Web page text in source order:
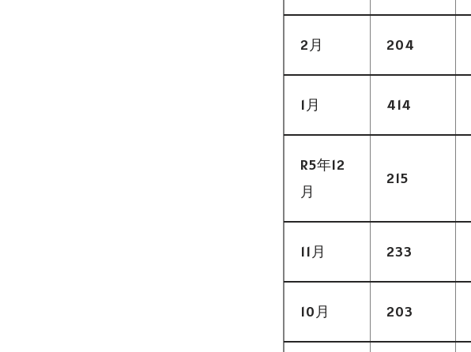
2月 204
1月 414
R5年12
月
215
11月 233
10月 203